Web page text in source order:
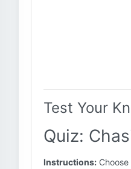
Test Your
Quiz:
Instructions: